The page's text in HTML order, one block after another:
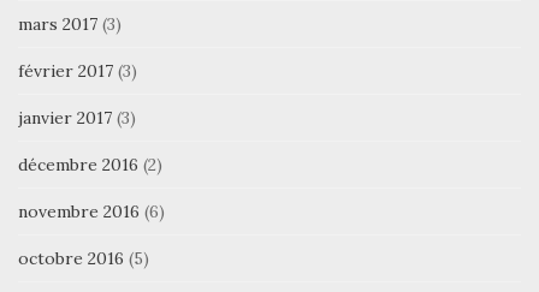
mars 2017 (3)
février 2017 (3)
janvier 2017 (3)
décembre 2016 (2)
novembre 2016 (6)
octobre 2016 (5)